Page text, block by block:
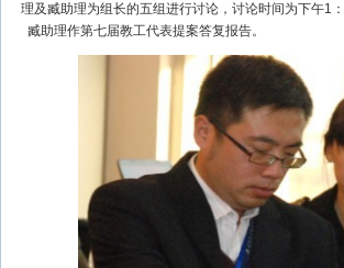
理及臧助理为组长的五组进行讨论，讨论时间为下午1：
臧助理作第七届教工代表提案答复报告。